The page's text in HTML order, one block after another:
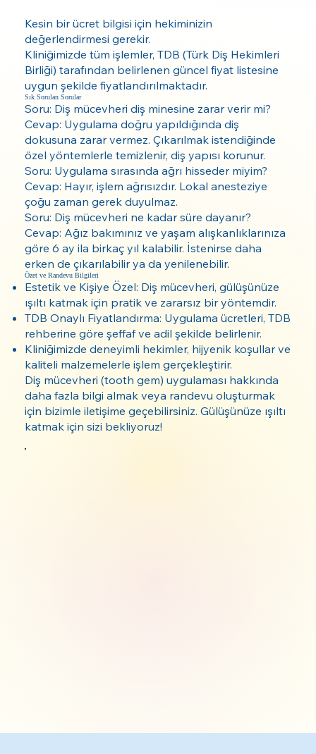
Kesin bir ücret bilgisi için hekiminizin
değerlendirmesi gerekir.
Kliniğimizde tüm işlemler, TDB (Türk Diş Hekimleri
Birliği) tarafından belirlenen güncel fiyat listesine
uygun şekilde fiyatlandırılmaktadır.
Sık Sorulan Sorular
Soru: Diş mücevheri diş minesine zarar verir mi?
Cevap: Uygulama doğru yapıldığında diş
dokusuna zarar vermez. Çıkarılmak istendiğinde
özel yöntemlerle temizlenir, diş yapısı korunur.
Soru: Uygulama sırasında ağrı hisseder miyim?
Cevap: Hayır, işlem ağrısızdır. Lokal anesteziye
çoğu zaman gerek duyulmaz.
Soru: Diş mücevheri ne kadar süre dayanır?
Cevap: Ağız bakımınız ve yaşam alışkanlıklarınıza
göre 6 ay ila birkaç yıl kalabilir. İstenirse daha
erken de çıkarılabilir ya da yenilenebilir.
Özet ve Randevu Bilgileri
Estetik ve Kişiye Özel: Diş mücevheri, gülüşünüze
ışıltı katmak için pratik ve zararsız bir yöntemdir.
TDB Onaylı Fiyatlandırma: Uygulama ücretleri, TDB
rehberine göre şeffaf ve adil şekilde belirlenir.
Kliniğimizde deneyimli hekimler, hijyenik koşullar ve
kaliteli malzemelerle işlem gerçekleştirir.
Diş mücevheri (tooth gem) uygulaması hakkında
daha fazla bilgi almak veya randevu oluşturmak
için bizimle iletişime geçebilirsiniz. Gülüşünüze ışıltı
katmak için sizi bekliyoruz!